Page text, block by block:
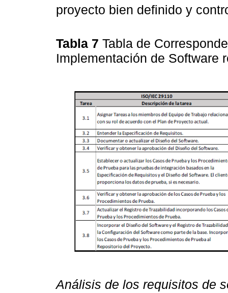
proyecto bien definido y
Tabla 7 Tabla de
Implementación de Software
Análisis de los requisitos de